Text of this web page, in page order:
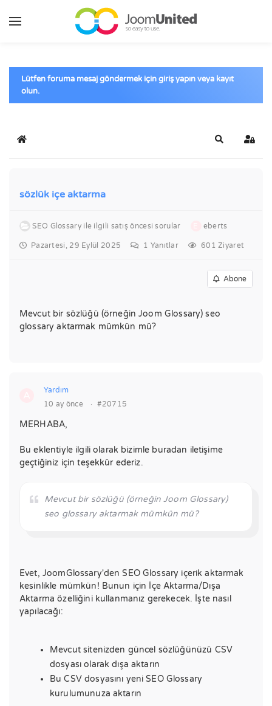
Ana içeriğe geç
Lütfen foruma mesaj göndermek için giriş yapın veya kayıt
olun.
Ana Sayfa Ara Giriş
sözlük içe aktarma
SEO Glossary ile ilgili satış öncesi sorular eberts
Pazartesi, 29 Eylül 2025 1 Yanıtlar 601 Ziyaret
Abone
Mevcut bir sözlüğü (örneğin Joom Glossary) seo
glossary aktarmak mümkün mü?
Yardım
10 ay önce
· #20715
MERHABA,
Bu eklentiyle ilgili olarak bizimle buradan iletişime
geçtiğiniz için teşekkür ederiz.
Mevcut bir sözlüğü (örneğin Joom Glossary)
seo glossary aktarmak mümkün mü?
Evet, JoomGlossary'den SEO Glossary içerik aktarmak
kesinlikle mümkün! Bunun için İçe Aktarma/Dışa
Aktarma özelliğini kullanmanız gerekecek. İşte nasıl
yapılacağı:
Mevcut sitenizden güncel sözlüğünüzü CSV
dosyası olarak dışa aktarın
Bu CSV dosyasını yeni SEO Glossary
kurulumunuza aktarın